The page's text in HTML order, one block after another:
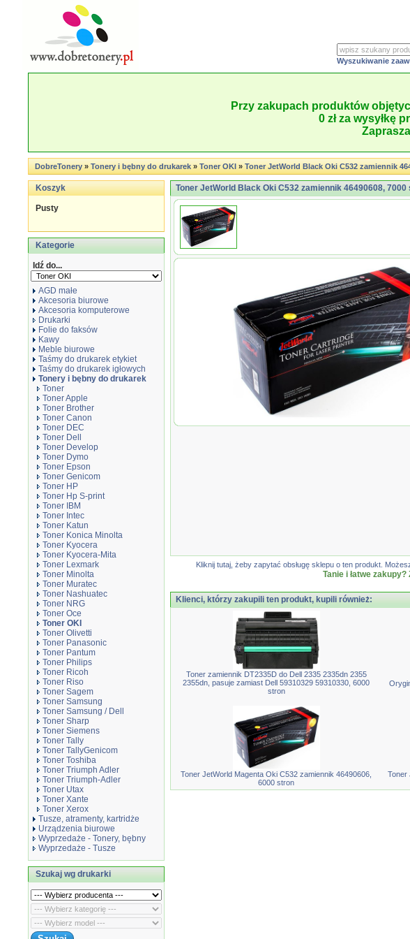
Wyszukiwanie
Przy zakupach produktów
0 zł za wysyłkę
DobreTonery»Tonery i bębny do drukarek»Toner OKI»Toner JetWorld Black Oki C532 zamiennik
Koszyk
Pusty
Kategorie
Idź do...
AGD małe
Akcesoria biurowe
Akcesoria komputerowe
Drukarki
Folie do faksów
Kawy
Meble biurowe
Taśmy do drukarek etykiet
Taśmy do drukarek igłowych
Tonery i bębny do drukarek
Toner
Toner Apple
Toner Brother
Toner Canon
Toner DEC
Toner Dell
Toner Develop
Toner Dymo
Toner Epson
Toner Genicom
Toner HP
Toner Hp S-print
Toner IBM
Toner Intec
Toner Katun
Toner Konica Minolta
Toner Kyocera
Toner Kyocera-Mita
Toner Lexmark
Toner Minolta
Toner Muratec
Toner Nashuatec
Toner NRG
Toner Oce
Toner OKI
Toner Olivetti
Toner Panasonic
Toner Pantum
Toner Philips
Toner Ricoh
Toner Riso
Toner Sagem
Toner Samsung
Toner Samsung / Dell
Toner Sharp
Toner Siemens
Toner Tally
Toner TallyGenicom
Toner Toshiba
Toner Triumph Adler
Toner Triumph-Adler
Toner Utax
Toner Xante
Toner Xerox
Tusze, atramenty, kartridże
Urządzenia biurowe
Wyprzedaże - Tonery, bębny
Wyprzedaże - Tusze
Szukaj wg drukarki
Toner JetWorld Black Oki C532 zamiennik 46490608, 7000
Toner JetWorld Black Oki C532 zamiennik
Kliknij tutaj, żeby zapytać obsługę sklepu o ten produkt.
Tanie i łatwe
Klienci, którzy zakupili ten produkt, kupili również:
Toner zamiennik DT2335D do Dell 2335 2335dn 2355
2355dn, pasuje zamiast Dell 59310329 59310330, 6000
stron
Toner JetWorld Magenta Oki C532 zamiennik 46490606,
6000 stron
Toner